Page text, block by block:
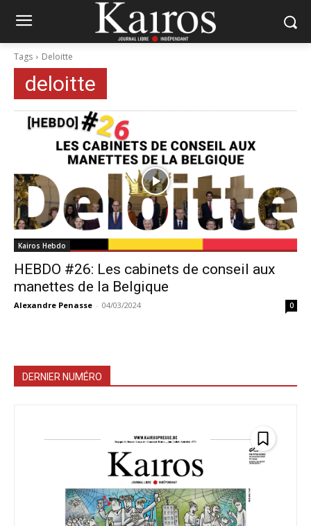
Tags Deloitte
deloitte
Kairos Hebdo
HEBDO #26: Les cabinets de conseil aux
manettes de la Belgique
Alexandre Penasse - 04/03/2024 0
DERNIER NUMÉRO